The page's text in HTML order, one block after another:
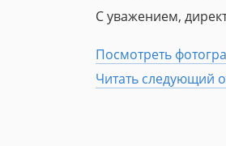
С уважением,
Посмотреть
Читать следующий